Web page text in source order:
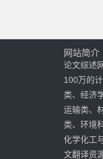
网站简介
论文综述
100万的
类、经济
运输类、
类、环境
化学化工
文翻译资